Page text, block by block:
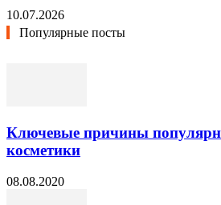
10.07.2026
Популярные посты
Ключевые причины
косметики
08.08.2020